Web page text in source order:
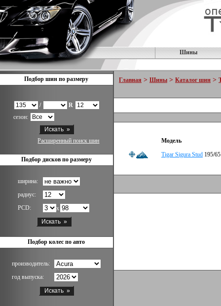
Шины
Подбор шин по размеру
/
R
сезон:
Расширенный поиск шин
Подбор дисков по размеру
ширина:
радиус:
PCD:
x
Подбор колес по авто
производитель:
год выпуска:
Главная > Шины > Каталог шин >
Модель
Tigar Sigura Stud 195/